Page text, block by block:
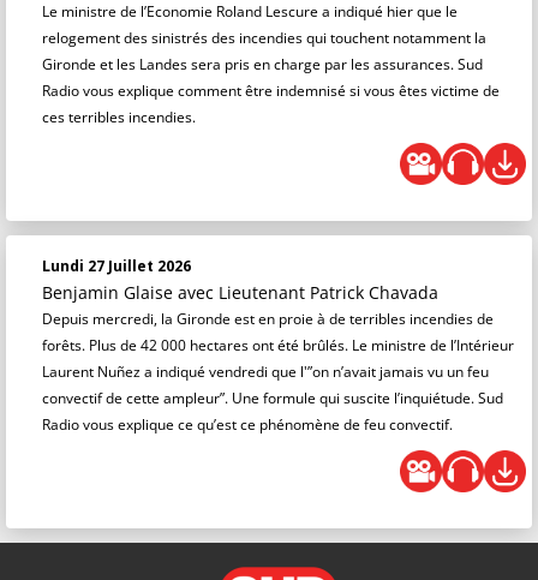
Le ministre de l’Economie Roland Lescure a indiqué hier que le
relogement des sinistrés des incendies qui touchent notamment la
Gironde et les Landes sera pris en charge par les assurances. Sud
Radio vous explique comment être indemnisé si vous êtes victime de
ces terribles incendies.
Lundi 27 Juillet 2026
Benjamin Glaise avec Lieutenant Patrick Chavada
Depuis mercredi, la Gironde est en proie à de terribles incendies de
forêts. Plus de 42 000 hectares ont été brûlés. Le ministre de l’Intérieur
Laurent Nuñez a indiqué vendredi que l'”on n’avait jamais vu un feu
convectif de cette ampleur”. Une formule qui suscite l’inquiétude. Sud
Radio vous explique ce qu’est ce phénomène de feu convectif.